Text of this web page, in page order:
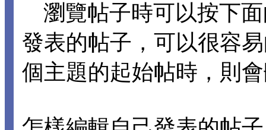
瀏覽帖子時可以按下
發表的帖子，可以很容
個主題的起始帖時，則